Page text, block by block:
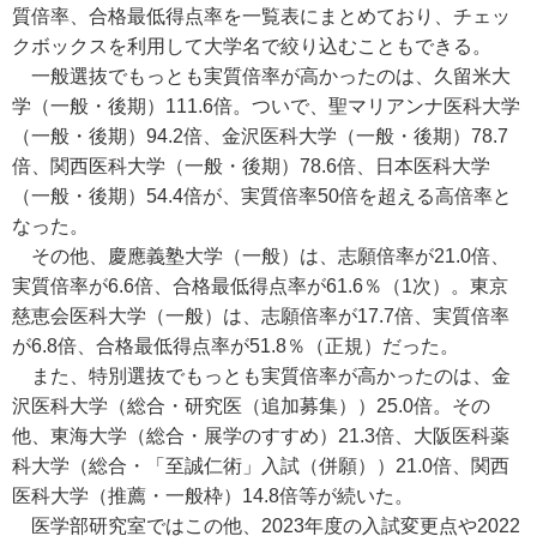
質倍率、合格最低得点率を一覧表にまとめており、チェッ
クボックスを利用して大学名で絞り込むこともできる。
一般選抜でもっとも実質倍率が高かったのは、久留米大
学（一般・後期）111.6倍。ついで、聖マリアンナ医科大学
（一般・後期）94.2倍、金沢医科大学（一般・後期）78.7
倍、関西医科大学（一般・後期）78.6倍、日本医科大学
（一般・後期）54.4倍が、実質倍率50倍を超える高倍率と
なった。
その他、慶應義塾大学（一般）は、志願倍率が21.0倍、
実質倍率が6.6倍、合格最低得点率が61.6％（1次）。東京
慈恵会医科大学（一般）は、志願倍率が17.7倍、実質倍率
が6.8倍、合格最低得点率が51.8％（正規）だった。
また、特別選抜でもっとも実質倍率が高かったのは、金
沢医科大学（総合・研究医（追加募集））25.0倍。その
他、東海大学（総合・展学のすすめ）21.3倍、大阪医科薬
科大学（総合・「至誠仁術」入試（併願））21.0倍、関西
医科大学（推薦・一般枠）14.8倍等が続いた。
医学部研究室ではこの他、2023年度の入試変更点や2022